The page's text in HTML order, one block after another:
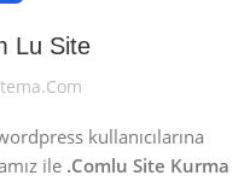
Lu Site
kullanıcılarına
ile .Comlu Site Kurma